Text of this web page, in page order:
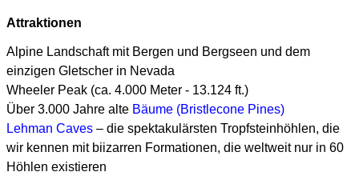
Attraktionen
Alpine Landschaft mit Bergen und Bergseen und dem
einzigen Gletscher in Nevada
Wheeler Peak (ca. 4.000 Meter - 13.124 ft.)
Über 3.000 Jahre alte Bäume (Bristlecone Pines)
Lehman Caves – die spektakulärsten Tropfsteinhöhlen, die
wir kennen mit biizarren Formationen, die weltweit nur in 60
Höhlen existieren